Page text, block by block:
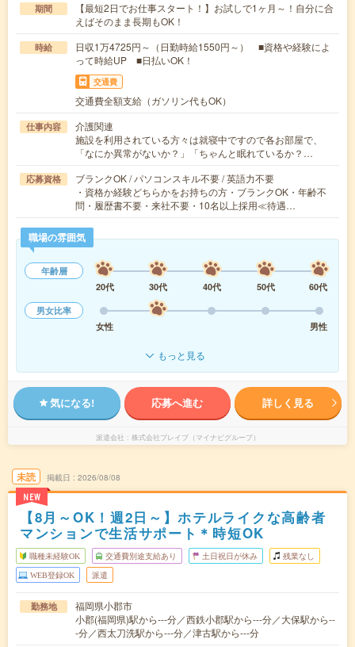
期間
【最短2日でお仕事スタート！】お試しで1ヶ月～！自分に合
えばそのまま長期もOK！
時給
日収1万4725円～（日勤時給1550円～） ■資格や経験によ
って時給UP ■日払いOK！
交通費
交通費全額支給（ガソリン代もOK）
仕事内容
介護関連
施設を利用されている方々は就寝中ですので各お部屋で、
「なにか異常がないか？」「ちゃんと眠れているか？…
応募資格
ブランクOK / パソコンスキル不要 / 英語力不要
・資格か経験どちらかをお持ちの方・ブランクOK・年齢不
問・履歴書不要・来社不要・10名以上採用≪待遇…
職場の雰囲気
年齢層
20代
30代 40代 50代
60代
男女比率
女性
男性
もっと見る
気になる! 応募へ進む 詳しく見る
派遣会社 株式会社ブレイブ（マイナビグループ）
未読
NEW
掲載日 2026/08/08
【8月～OK！週2日～】ホテルライクな高齢者
マンションで生活サポート＊時短OK
職種未経験OK 交通費別途支給あり 土日祝日が休み 残業なし
WEB登録OK 派遣
勤務地
福岡県小郡市
小郡(福岡県)駅から---分／西鉄小郡駅から---分／大保駅から--
-分／西太刀洗駅から---分／津古駅から---分